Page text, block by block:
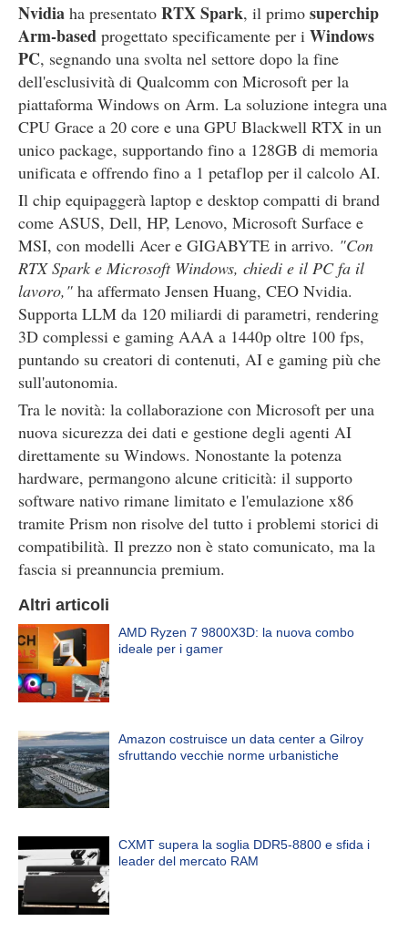
Nvidia ha presentato RTX Spark, il primo superchip
Arm-based progettato specificamente per i Windows
PC, segnando una svolta nel settore dopo la fine
dell'esclusività di Qualcomm con Microsoft per la
piattaforma Windows on Arm. La soluzione integra una
CPU Grace a 20 core e una GPU Blackwell RTX in un
unico package, supportando fino a 128GB di memoria
unificata e offrendo fino a 1 petaflop per il calcolo AI.
Il chip equipaggerà laptop e desktop compatti di brand
come ASUS, Dell, HP, Lenovo, Microsoft Surface e
MSI, con modelli Acer e GIGABYTE in arrivo. "Con
RTX Spark e Microsoft Windows, chiedi e il PC fa il
lavoro," ha affermato Jensen Huang, CEO Nvidia.
Supporta LLM da 120 miliardi di parametri, rendering
3D complessi e gaming AAA a 1440p oltre 100 fps,
puntando su creatori di contenuti, AI e gaming più che
sull'autonomia.
Tra le novità: la collaborazione con Microsoft per una
nuova sicurezza dei dati e gestione degli agenti AI
direttamente su Windows. Nonostante la potenza
hardware, permangono alcune criticità: il supporto
software nativo rimane limitato e l'emulazione x86
tramite Prism non risolve del tutto i problemi storici di
compatibilità. Il prezzo non è stato comunicato, ma la
fascia si preannuncia premium.
Altri articoli
AMD Ryzen 7 9800X3D: la nuova combo
ideale per i gamer
Amazon costruisce un data center a Gilroy
sfruttando vecchie norme urbanistiche
CXMT supera la soglia DDR5-8800 e sfida i
leader del mercato RAM